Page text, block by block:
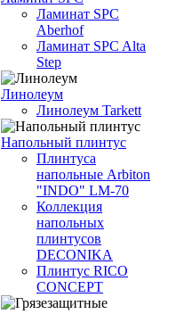
Ламинат SPC
Aberhof
Ламинат SPC Alta
Step
Линолеум
Линолеум Tarkett
Напольный плинтус
Плинтуса
напольные Arbiton
"INDO" LM-70
Коллекция
напольных
плинтусов
DECONIKA
Плинтус RICO
CONCEPT